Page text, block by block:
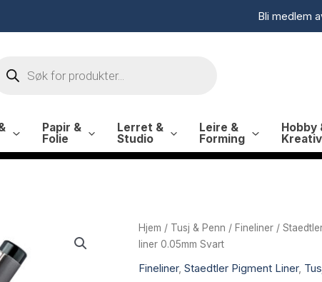
Bli medlem
Papir &
Folie
Lerret &
Studio
Leire &
Forming
Hobby
Kreativ
Hjem / Tusj & Penn / Fineliner /
liner 0.05mm Svart
Fineliner, Staedtler Pigment Liner,